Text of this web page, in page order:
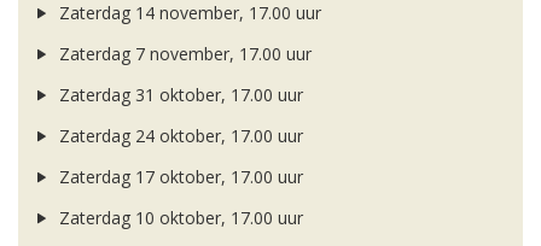
Zaterdag 14 november, 17.00 uur
Zaterdag 7 november, 17.00 uur
Zaterdag 31 oktober, 17.00 uur
Zaterdag 24 oktober, 17.00 uur
Zaterdag 17 oktober, 17.00 uur
Zaterdag 10 oktober, 17.00 uur